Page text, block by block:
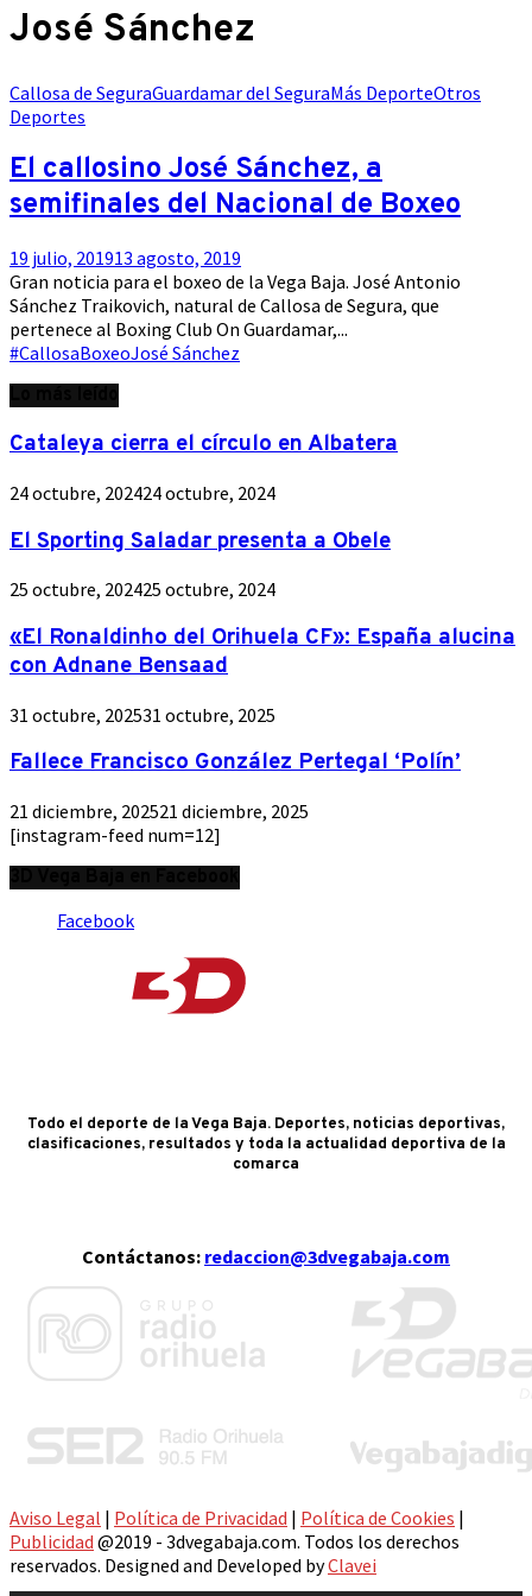
José Sánchez
Callosa de SeguraGuardamar del SeguraMás DeporteOtros
Deportes
El callosino José Sánchez, a
semifinales del Nacional de Boxeo
19 julio, 201913 agosto, 2019
Gran noticia para el boxeo de la Vega Baja. José Antonio
Sánchez Traikovich, natural de Callosa de Segura, que
pertenece al Boxing Club On Guardamar,...
#CallosaBoxeoJosé Sánchez
Cataleya cierra el círculo en Albatera
24 octubre, 202424 octubre, 2024
El Sporting Saladar presenta a Obele
25 octubre, 202425 octubre, 2024
«El Ronaldinho del Orihuela CF»: España alucina
con Adnane Bensaad
31 octubre, 202531 octubre, 2025
Fallece Francisco González Pertegal ‘Polín’
21 diciembre, 202521 diciembre, 2025
[instagram-feed num=12]
Facebook
Todo el deporte de la Vega Baja. Deportes, noticias deportivas,
clasificaciones, resultados y toda la actualidad deportiva de la
comarca
Contáctanos: redaccion@3dvegabaja.com
Aviso Legal | Política de Privacidad | Política de Cookies |
Publicidad @2019 - 3dvegabaja.com. Todos los derechos
reservados. Designed and Developed byClavei